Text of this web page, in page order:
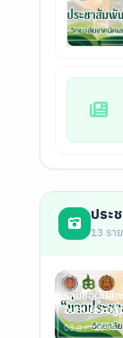
ประ
13 รา
รายชื่อผู้มีสิท
อบรมเชิงป
ประด
03 ส.ค. 2569